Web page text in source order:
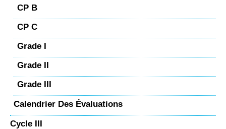
CP B
CP C
Grade I
Grade II
Grade III
Calendrier Des Évaluations
Cycle III